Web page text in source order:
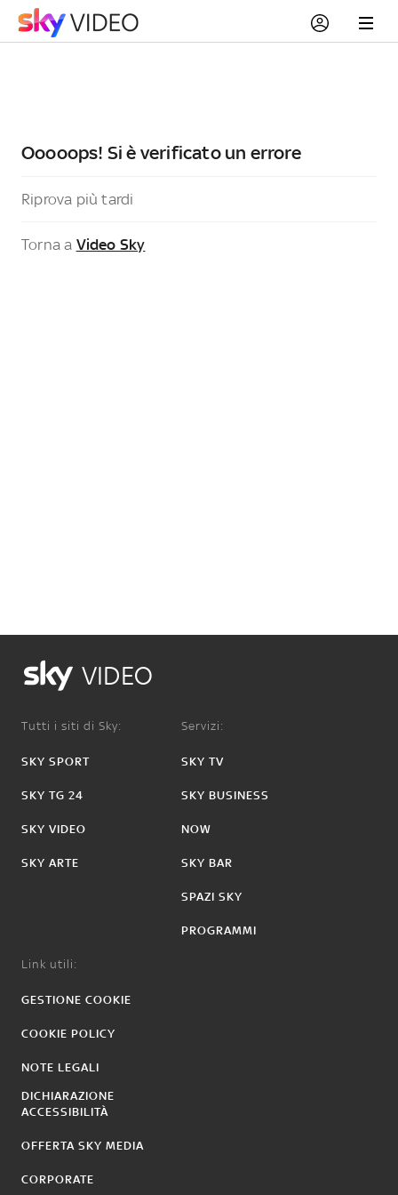
Ooooops! Si è verificato un errore
Riprova più tardi
Torna a Video Sky
VIDEO
Tutti i siti di Sky:
SKY SPORT
SKY TG 24
SKY VIDEO
SKY ARTE
Servizi:
SKY TV
SKY BUSINESS
NOW
SKY BAR
SPAZI SKY
PROGRAMMI
Link utili:
GESTIONE COOKIE
COOKIE POLICY
NOTE LEGALI
DICHIARAZIONE
ACCESSIBILITÀ
OFFERTA SKY MEDIA
CORPORATE